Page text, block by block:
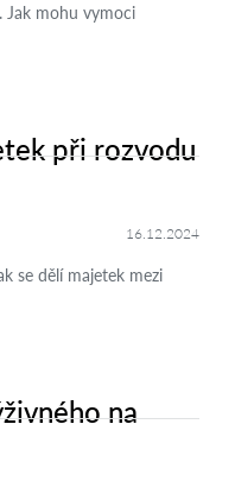
Jak mohu vymoci
při rozvodu
16.12.2024
se dělí majetek mezi
na